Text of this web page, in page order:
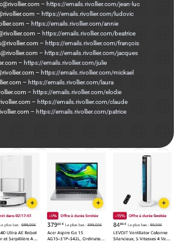
– https://emails.rivollier.com/jean-luc
– https://emails.rivollier.com/ludovic
– https://emails.rivollier.com/annie
– https://emails.rivollier.com/beatrice
– https://emails.rivollier.com/françois
– https://emails.rivollier.com/jacques
– https://emails.rivollier.com/julie
– https://emails.rivollier.com/mickael
– https://emails.rivollier.com/laura
– https://emails.rivollier.com/elodie
– https://emails.rivollier.com/claude
– https://emails.rivollier.com/patrice